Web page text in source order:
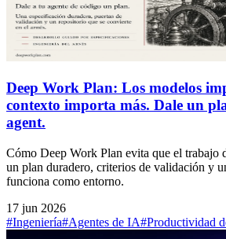
Deep Work Plan: Los modelos
contexto importa más. Dale un
agent.
Cómo Deep Work Plan evita que el trabajo
un plan duradero, criterios de validación y
funciona como entorno.
17 jun 2026
#Ingeniería#Agentes de IA#Productividad